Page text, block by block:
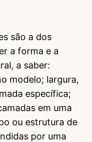
são a dos
a forma e a
a saber:
modelo; largura,
específica;
em uma
ou estrutura de
por uma